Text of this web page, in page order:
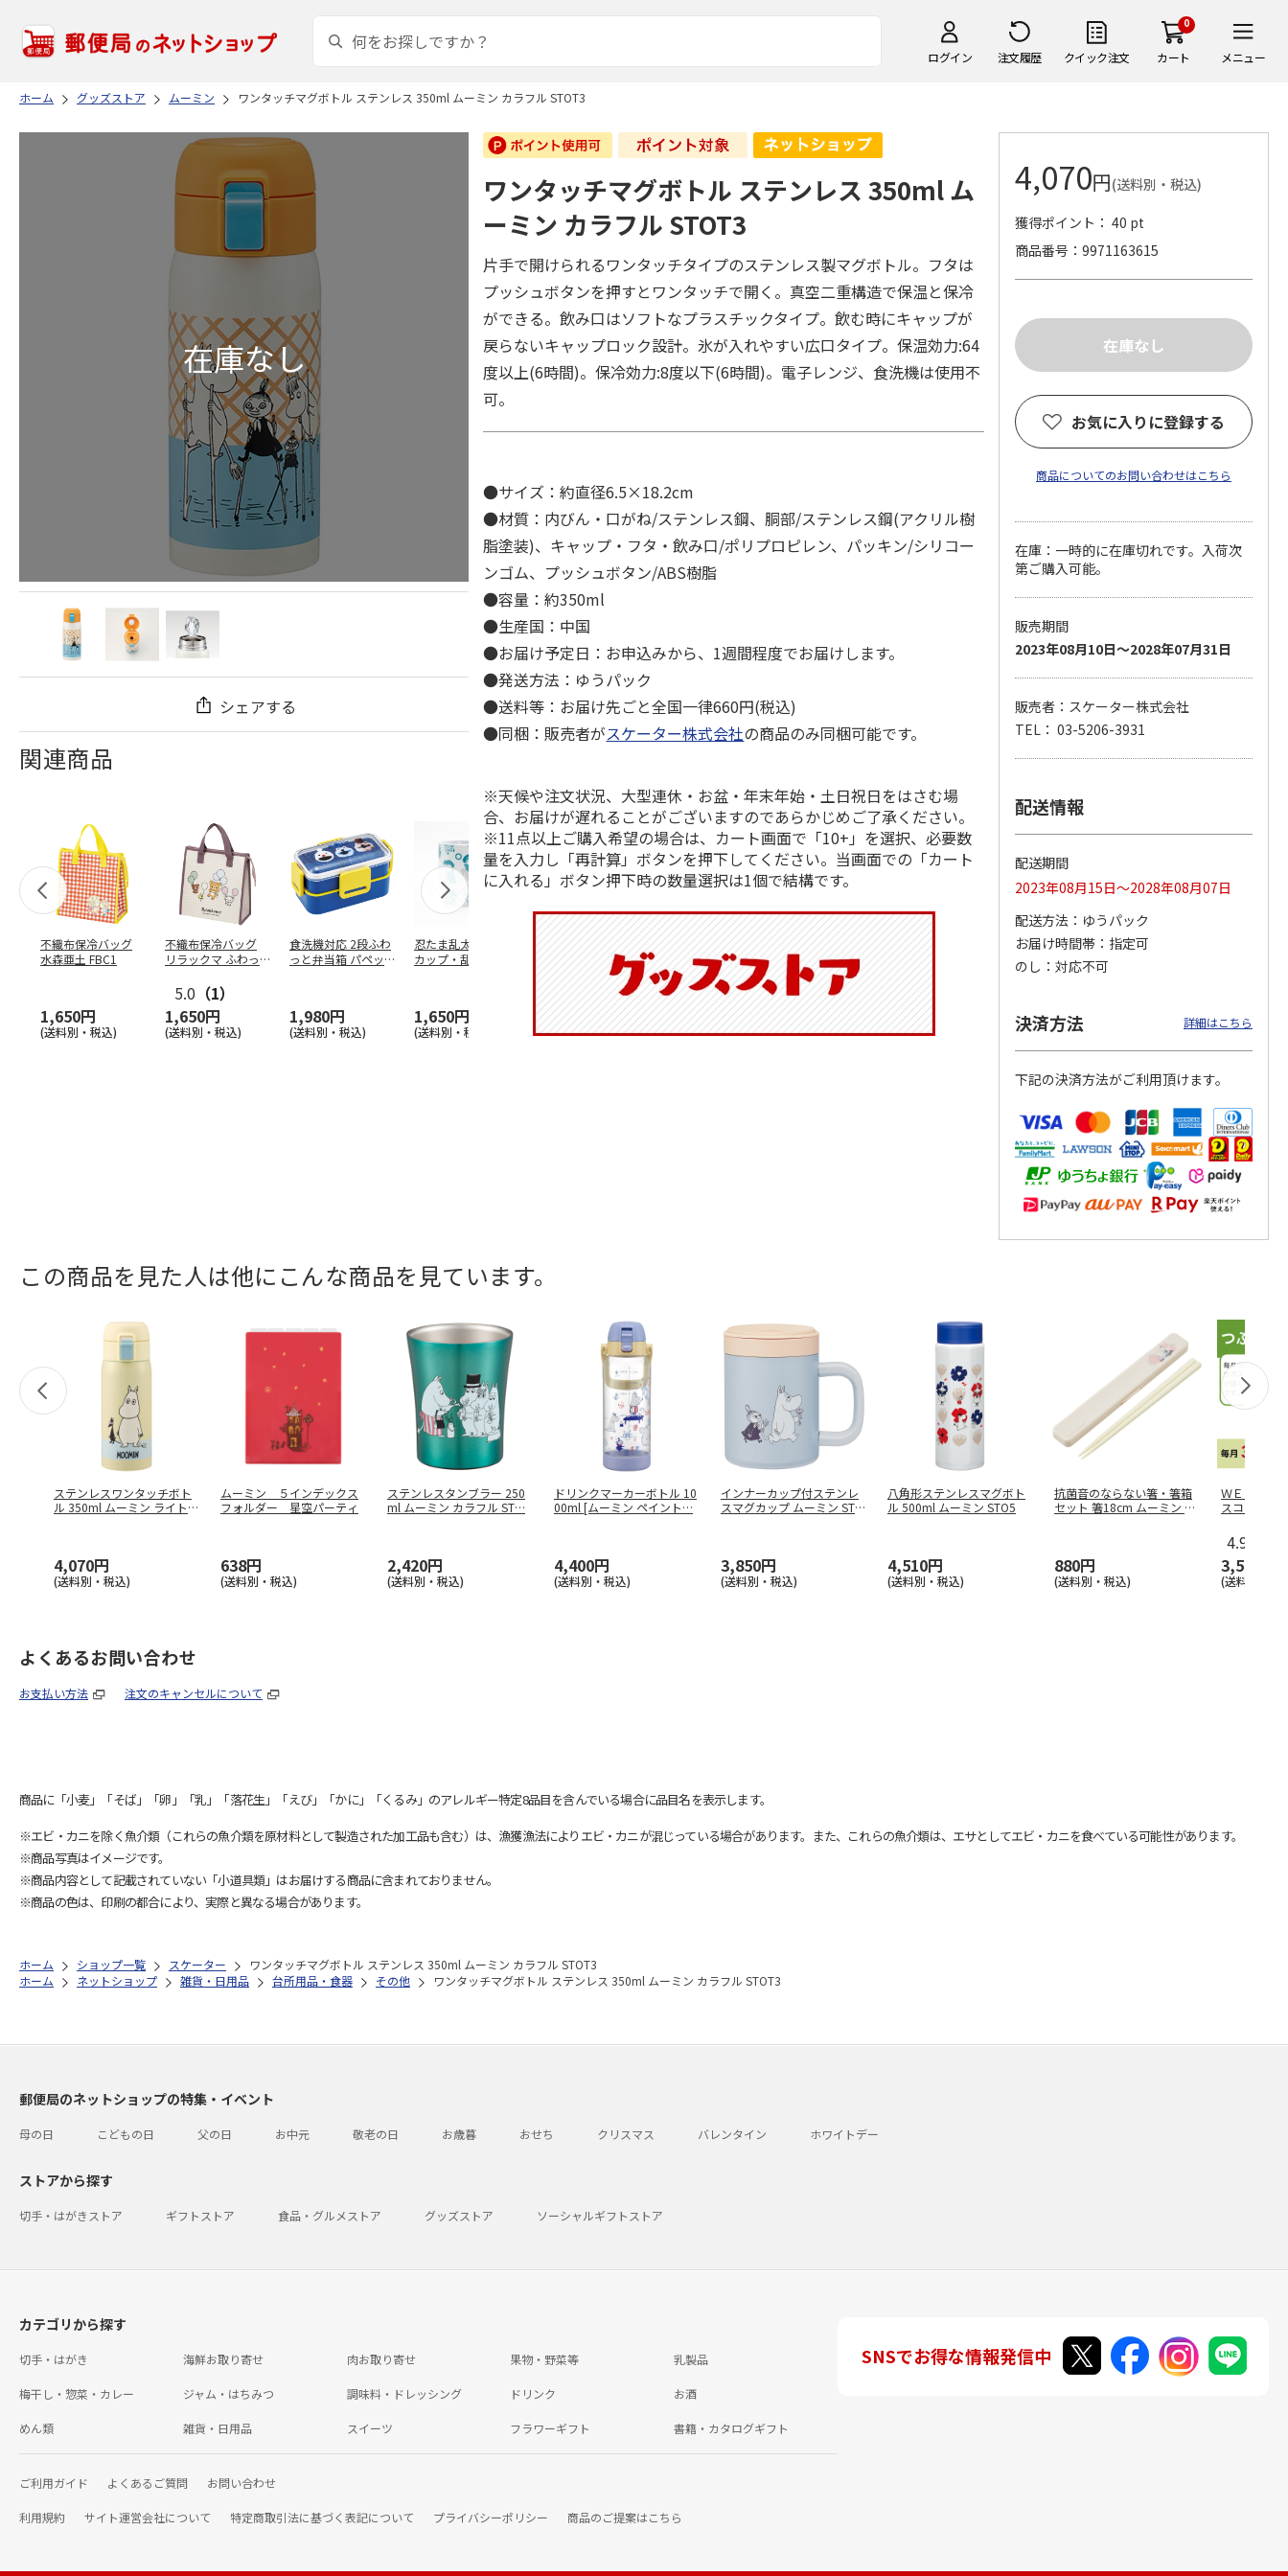
ログイン 注文履歴 クイック注文
0
カート メニュー
ホーム グッズストア ムーミン ワンタッチマグボトル ステンレス 350ml ムーミン カラフル STOT3
シェアする
関連商品
不織布保冷バッグ
水森亜土 FBC1
1,650円
(送料別・税込)
不織布保冷バッグ
リラックマ ふわっ
5.0 （1）
1,650円
(送料別・税込)
食洗機対応 2段ふわ
っと弁当箱 パペッ
1,980円
(送料別・税込)
忍たま乱太郎 マグ
カップ・乱太郎・き
1,650円
(送料別・税込)
抗菌食洗機対応 ふ
わっと弁当箱 530ml
…
1,760円
(送料別・税込)
陶器ダイカットマグ
カップ ポムポムプ
リン CHMGD4
2,970円
(送料別・税込)
マスコット入りドリ
ンクボトル ハロー
キティ PSPR5MC
3,300円
(送料別・税込)
ふわっとフタタイト
1,485円
(送料別・税込)
コーデュロイ生地ラ
ンチバッグ ハロー
キティ KCOB2
2,200円
(送料別・税込)
4,510円
(送料別・税込)
ワンタッチマグボトル ステンレス 350ml ム
ーミン カラフル STOT3
片手で開けられるワンタッチタイプのステンレス製マグボトル。フタは
プッシュボタンを押すとワンタッチで開く。真空二重構造で保温と保冷
ができる。飲み口はソフトなプラスチックタイプ。飲む時にキャップが
戻らないキャップロック設計。氷が入れやすい広口タイプ。保温効力:64
度以上(6時間)。保冷効力:8度以下(6時間)。電子レンジ、食洗機は使用不
可。
●サイズ：約直径6.5×18.2cm
●材質：内びん・口がね/ステンレス鋼、胴部/ステンレス鋼(アクリル樹
脂塗装)、キャップ・フタ・飲み口/ポリプロピレン、パッキン/シリコー
ンゴム、プッシュボタン/ABS樹脂
●容量：約350ml
●生産国：中国
●お届け予定日：お申込みから、1週間程度でお届けします。
●発送方法：ゆうパック
●送料等：お届け先ごと全国一律660円(税込)
●同梱：販売者がスケーター株式会社の商品のみ同梱可能です。
※天候や注文状況、大型連休・お盆・年末年始・土日祝日をはさむ場
合、お届けが遅れることがございますのであらかじめご了承ください。
※11点以上ご購入希望の場合は、カート画面で「10+」を選択、必要数
量を入力し「再計算」ボタンを押下してください。当画面での「カート
に入れる」ボタン押下時の数量選択は1個で結構です。
4,070円(送料別・税込)
獲得ポイント： 40 pt
商品番号
9971163615
お気に入りに登録する
商品についてのお問い合わせはこちら
在庫：一時的に在庫切れです。入荷次
第ご購入可能。
販売期間
2023年08月10日～2028年07月31日
販売者：スケーター株式会社
TEL： 03-5206-3931
配送情報
配送期間
2023年08月15日～2028年08月07日
配送方法
ゆうパック
お届け時間帯
指定可
のし
対応不可
決済方法 詳細はこちら
下記の決済方法がご利用頂けます。
この商品を見た人は他にこんな商品を見ています。
ステンレスワンタッチボト
ル 350ml ムーミン ライトカ
4,070円
(送料別・税込)
ムーミン ５インデックス
フォルダー 星空パーティ
638円
(送料別・税込)
ステンレスタンブラー 250
ml ムーミン カラフル ST…
2,420円
(送料別・税込)
ドリンクマーカーボトル 10
00ml [ムーミン ペイント…
4,400円
(送料別・税込)
インナーカップ付ステンレ
スマグカップ ムーミン STM
3,850円
(送料別・税込)
八角形ステンレスマグボト
ル 500ml ムーミン STO5
4,510円
(送料別・税込)
抗菌音のならない箸・箸箱
セット 箸18cm ムーミン ラ
イ
880円
(送料別・税込)
ＷＥＢ定期
スコース
4.9
3,580円
(送料・税込)
よくあるお問い合わせ
お支払い方法 注文のキャンセルについて
商品に「小麦」「そば」「卵」「乳」「落花生」「えび」「かに」「くるみ」のアレルギー特定8品目を含んでいる場合に品目名を表示します。
※エビ・カニを除く魚介類（これらの魚介類を原材料として製造された加工品も含む）は、漁獲漁法によりエビ・カニが混じっている場合があります。また、これらの魚介類は、エサとしてエビ・カニを食べている可能性があります。
※商品写真はイメージです。
※商品内容として記載されていない「小道具類」はお届けする商品に含まれておりません。
※商品の色は、印刷の都合により、実際と異なる場合があります。
ホーム ショップ一覧 スケーター
ワンタッチマグボトル ステンレス 350ml ムーミン カラフル STOT3
ホーム
ネットショップ 雑貨・日用品 台所用品・食器 その他 ワンタッチマグボトル ステンレス 350ml ムーミン カラフル STOT3
郵便局のネットショップの特集・イベント
母の日 こどもの日 父の日 お中元 敬老の日 お歳暮 おせち クリスマス バレンタイン ホワイトデー
ストアから探す
切手・はがきストア ギフトストア 食品・グルメストア グッズストア ソーシャルギフトストア
カテゴリから探す
切手・はがき 海鮮お取り寄せ 肉お取り寄せ 果物・野菜等 乳製品
梅干し・惣菜・カレー ジャム・はちみつ 調味料・ドレッシング ドリンク お酒
めん類 雑貨・日用品 スイーツ フラワーギフト 書籍・カタログギフト
ご利用ガイド よくあるご質問 お問い合わせ
利用規約 サイト運営会社について 特定商取引法に基づく表記について プライバシーポリシー 商品のご提案はこちら
SNSでお得な情報発信中